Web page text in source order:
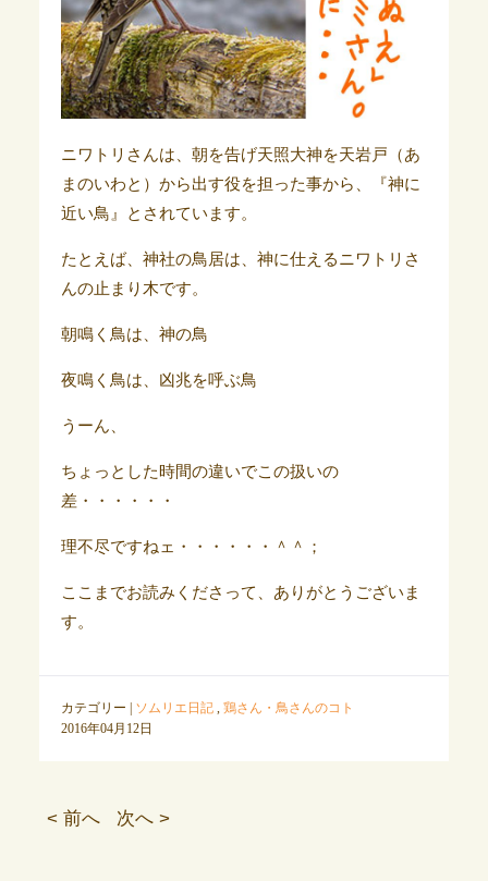
ニワトリさんは、朝を告げ天照大神を天岩戸（あ
まのいわと）から出す役を担った事から、『神に
近い鳥』とされています。
たとえば、神社の鳥居は、神に仕えるニワトリさ
んの止まり木です。
朝鳴く鳥は、神の鳥
夜鳴く鳥は、凶兆を呼ぶ鳥
うーん、
ちょっとした時間の違いでこの扱いの
差・・・・・・
理不尽ですねェ・・・・・・＾＾；
ここまでお読みくださって、ありがとうございま
す。
カテゴリー | ソムリエ日記, 鶏さん・鳥さんのコト
2016年04月12日
< 前へ 次へ >